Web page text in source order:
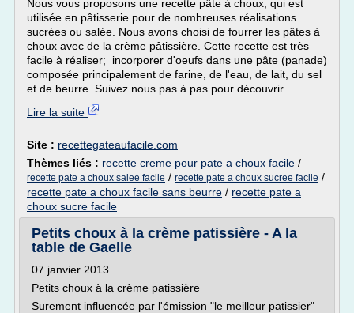
Nous vous proposons une recette pâte à choux, qui est
utilisée en pâtisserie pour de nombreuses réalisations
sucrées ou salée. Nous avons choisi de fourrer les pâtes à
choux avec de la crème pâtissière. Cette recette est très
facile à réaliser; incorporer d'oeufs dans une pâte (panade)
composée principalement de farine, de l'eau, de lait, du sel
et de beurre. Suivez nous pas à pas pour découvrir...
Lire la suite
Site : recettegateaufacile.com
Thèmes liés : recette creme pour pate a choux facile /
recette pate a choux salee facile / recette pate a choux sucree facile /
recette pate a choux facile sans beurre / recette pate a
choux sucre facile
Petits choux à la crème patissière - A la
table de Gaelle
07 janvier 2013
Petits choux à la crème patissière
Surement influencée par l'émission "le meilleur patissier"